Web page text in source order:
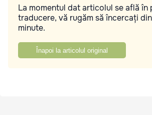
La momentul dat articolul se află în
traducere, vă rugăm să încercați
minute.
Înapoi la articolul original